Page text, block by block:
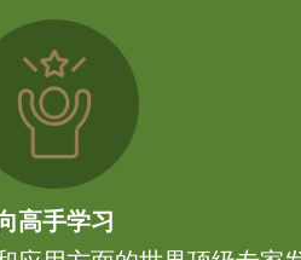
高手学习